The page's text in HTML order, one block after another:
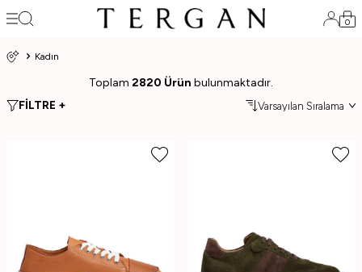
0
Kadın
Toplam 2820 Ürün bulunmaktadır.
FİLTRE +